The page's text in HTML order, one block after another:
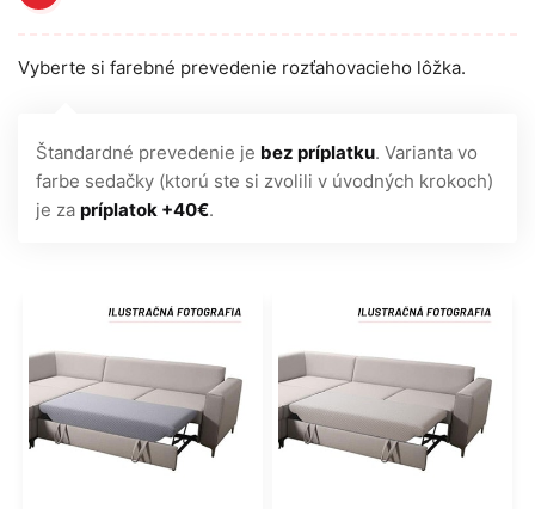
Vyberte si farebné prevedenie rozťahovacieho lôžka.
Štandardné prevedenie je bez príplatku. Varianta vo
farbe sedačky (ktorú ste si zvolili v úvodných krokoch)
je za príplatok +40€.